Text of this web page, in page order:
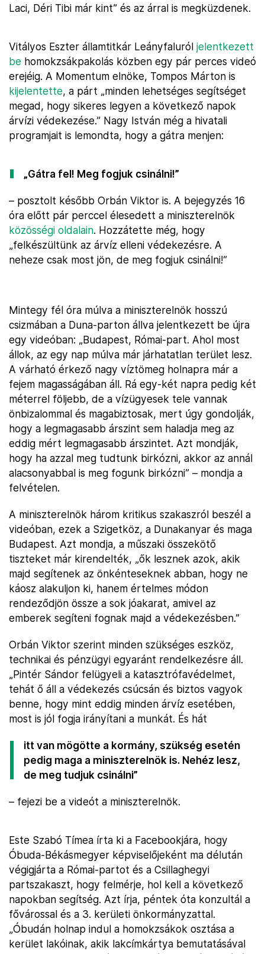
Laci, Déri Tibi már kint” és az árral is megküzdenek.
Vitályos Eszter államtitkár Leányfaluról jelentkezett
be homokzsákpakolás közben egy pár perces videó
erejéig. A Momentum elnöke, Tompos Márton is
kijelentette, a párt „minden lehetséges segítséget
megad, hogy sikeres legyen a következő napok
árvízi védekezése.” Nagy István még a hivatali
programjait is lemondta, hogy a gátra menjen:
„Gátra fel! Meg fogjuk csinálni!”
– posztolt később Orbán Viktor is. A bejegyzés 16
óra előtt pár perccel élesedett a miniszterelnök
közösségi oldalain. Hozzátette még, hogy
„felkészültünk az árvíz elleni védekezésre. A
neheze csak most jön, de meg fogjuk csinálni!”
Mintegy fél óra múlva a miniszterelnök hosszú
csizmában a Duna-parton állva jelentkezett be újra
egy videóban: „Budapest, Római-part. Ahol most
állok, az egy nap múlva már járhatatlan terület lesz.
A várható érkező nagy víztömeg holnapra már a
fejem magasságában áll. Rá egy-két napra pedig két
méterrel följebb, de a vízügyesek tele vannak
önbizalommal és magabiztosak, mert úgy gondolják,
hogy a legmagasabb árszint sem haladja meg az
eddig mért legmagasabb árszintet. Azt mondják,
hogy ha azzal meg tudtunk birkózni, akkor az annál
alacsonyabbal is meg fogunk birkózni” – mondja a
felvételen.
A miniszterelnök három kritikus szakaszról beszél a
videóban, ezek a Szigetköz, a Dunakanyar és maga
Budapest. Azt mondja, a műszaki összekötő
tiszteket már kirendelték, „ők lesznek azok, akik
majd segítenek az önkénteseknek abban, hogy ne
káosz alakuljon ki, hanem értelmes módon
rendeződjön össze a sok jóakarat, amivel az
emberek segíteni fognak majd a védekezésben.”
Orbán Viktor szerint minden szükséges eszköz,
technikai és pénzügyi egyaránt rendelkezésre áll.
„Pintér Sándor felügyeli a katasztrófavédelmet,
tehát ő áll a védekezés csúcsán és biztos vagyok
benne, hogy mint eddig minden árvíz esetében,
most is jól fogja irányítani a munkát. És hát
itt van mögötte a kormány, szükség esetén
pedig maga a miniszterelnök is. Nehéz lesz,
de meg tudjuk csinálni”
– fejezi be a videót a miniszterelnök.
Este Szabó Tímea írta ki a Facebookjára, hogy
Óbuda-Békásmegyer képviselőjeként ma délután
végigjárta a Római-partot és a Csillaghegyi
partszakaszt, hogy felmérje, hol kell a következő
napokban segítség. Azt írja, péntek óta konzultál a
fővárossal és a 3. kerületi önkormányzattal.
„Óbudán holnap indul a homokzsákok osztása a
kerület lakóinak, akik lakcímkártya bemutatásával